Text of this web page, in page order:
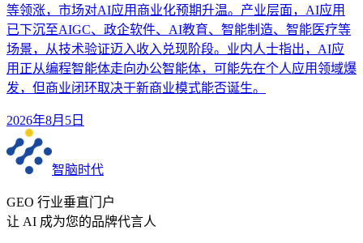
等领涨，市场对AI应用商业化预期升温。产业层面，AI应用
已下沉至AIGC、政企软件、AI教育、智能制造、智能医疗等
场景，从技术验证迈入收入兑现阶段。业内人士指出，AI应
用正从编程智能体走向办公智能体，可能先在个人应用领域爆
发，但商业闭环取决于新商业模式能否诞生。
2026年8月5日
智脑时代
GEO 行业垂直门户
让 AI 成为您的品牌代言人